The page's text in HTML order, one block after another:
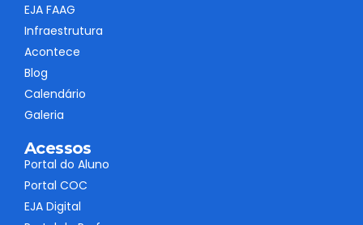
EJA FAAG
Infraestrutura
Acontece
Blog
Calendário
Galeria
Acessos
Portal do Aluno
Portal COC
EJA Digital